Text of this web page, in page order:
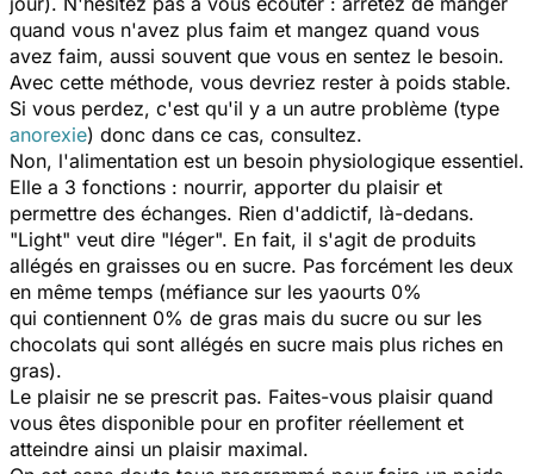
quand vous n'avez plus faim et mangez quand vous
avez faim, aussi souvent que vous en sentez le besoin.
Avec cette méthode, vous devriez rester à poids stable.
Si vous perdez, c'est qu'il y a un autre problème (type
anorexie) donc dans ce cas, consultez.
Non, l'alimentation est un besoin physiologique essentiel.
Elle a 3 fonctions : nourrir, apporter du plaisir et
permettre des échanges. Rien d'addictif, là-dedans.
"Light" veut dire "léger". En fait, il s'agit de produits
allégés en graisses ou en sucre. Pas forcément les deux
en même temps (méfiance sur les yaourts 0%
qui contiennent 0% de gras mais du sucre ou sur les
chocolats qui sont allégés en sucre mais plus riches en
gras).
Le plaisir ne se prescrit pas. Faites-vous plaisir quand
vous êtes disponible pour en profiter réellement et
atteindre ainsi un plaisir maximal.